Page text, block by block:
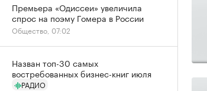
Премьера «Одиссеи» увеличила
спрос на поэму Гомера в России
Общество, 07:02
Назван топ-30 самых
востребованных бизнес-книг июля
РАДИО